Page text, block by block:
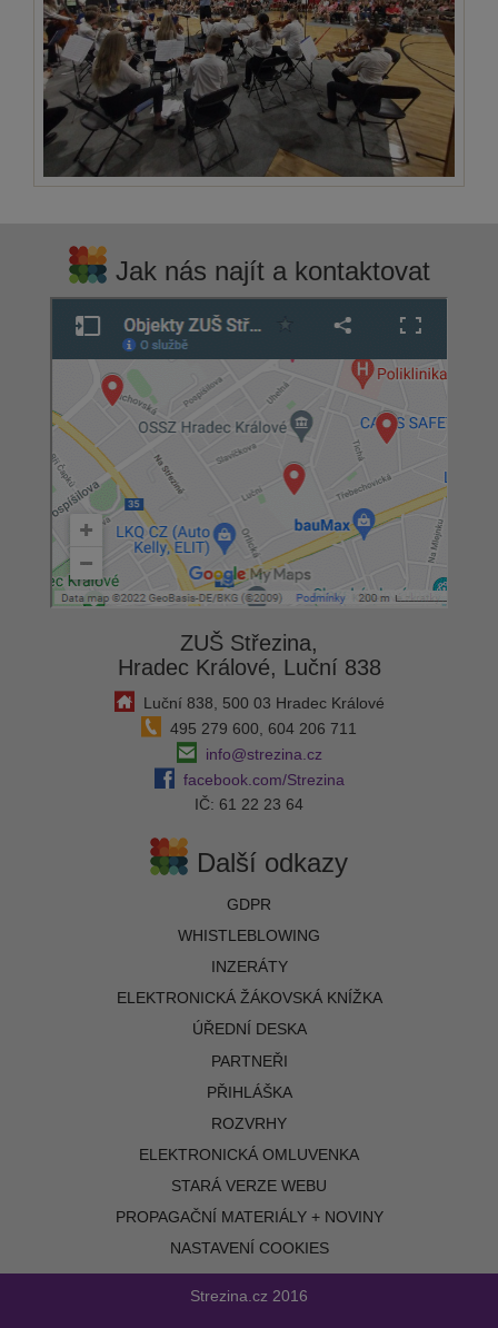
Jak nás najít a kontaktovat
ZUŠ Střezina,
Hradec Králové, Luční 838
Luční 838, 500 03 Hradec Králové
495 279 600, 604 206 711
info@strezina.cz
facebook.com/Strezina
IČ: 61 22 23 64
Další odkazy
GDPR
WHISTLEBLOWING
INZERÁTY
ELEKTRONICKÁ ŽÁKOVSKÁ KNÍŽKA
ÚŘEDNÍ DESKA
PARTNEŘI
PŘIHLÁŠKA
ROZVRHY
ELEKTRONICKÁ OMLUVENKA
STARÁ VERZE WEBU
PROPAGAČNÍ MATERIÁLY + NOVINY
NASTAVENÍ COOKIES
Strezina.cz 2016